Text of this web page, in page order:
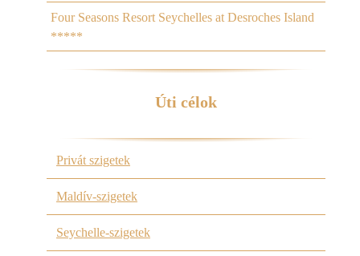
Four Seasons Resort Seychelles at Desroches Island
*****
Úti célok
Privát szigetek
Maldív-szigetek
Seychelle-szigetek